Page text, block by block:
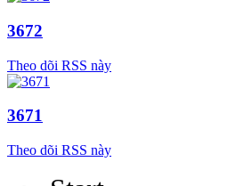
3672
Theo dõi RSS này
3671
Theo dõi RSS này